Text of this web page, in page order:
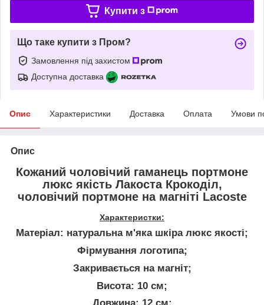
Купити з
Що таке купити з Пром?
Замовлення під захистом
Доступна доставка
Опис Характеристики Доставка Оплата Умови
Опис
Кожаний чоловічий гаманець портмоне
люкс якість Лакоста Крокоділ,
чоловічий портмоне на магніті Lacoste
Характеристки:
Матеріал: натуральна м'яка шкіра люкс якості;
Фірмування логотипа;
Закривається на магніт;
Висота: 10 см;